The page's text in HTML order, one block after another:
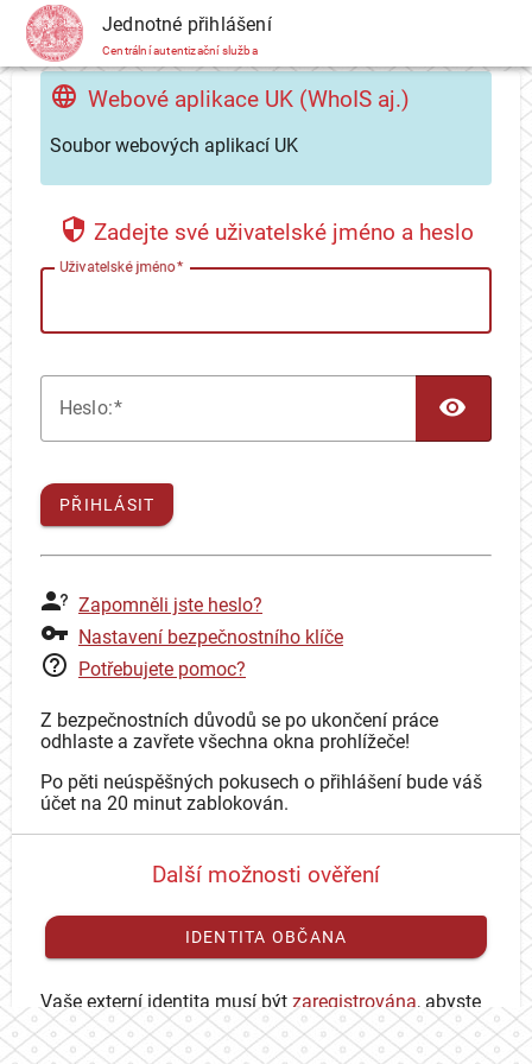
CAS Jednotné přihlášení
Centrální autentizační služba
Webové aplikace UK (WhoIS aj.)
Soubor webových aplikací UK
Zadejte své uživatelské jméno a heslo
Uživatelské jméno
Heslo:
PŘIHLÁSIT
Zapomněli jste heslo?
Nastavení bezpečnostního klíče
Potřebujete pomoc?
Z bezpečnostních důvodů se po ukončení práce
odhlaste a zavřete všechna okna prohlížeče!
Po pěti neúspěšných pokusech o přihlášení bude váš
účet na 20 minut zablokován.
Další možnosti ověření
IDENTITA OBČANA
Vaše externí identita musí být zaregistrována, abyste
se mohli přihlásit ke svému CAS účtu.